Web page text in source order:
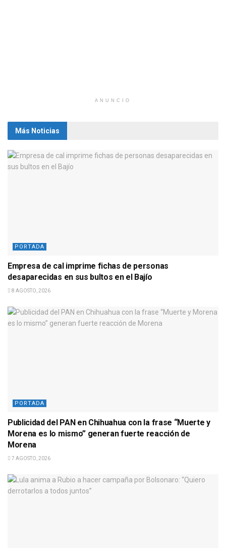
ANUNCIO
Más Noticias
PORTADA
Empresa de cal imprime fichas de personas
desaparecidas en sus bultos en el Bajío
8 AGOSTO, 2026
PORTADA
Publicidad del PAN en Chihuahua con la frase “Muerte y
Morena es lo mismo” generan fuerte reacción de
Morena
7 AGOSTO, 2026